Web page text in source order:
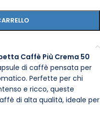
Caffè Più Crema 50
di caffè pensata per
Perfette per chi
e ricco, queste
di alta qualità, ideale per